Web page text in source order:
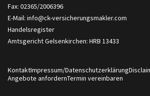
Fax: 02365/2006396
E-Mail: info@ck-versicherungsmakler.com
Handelsregister
Amtsgericht Gelsenkirchen: HRB 13433
KontaktImpressum/Datenschutzerklärung
Angebote anfordernTermin vereinbaren